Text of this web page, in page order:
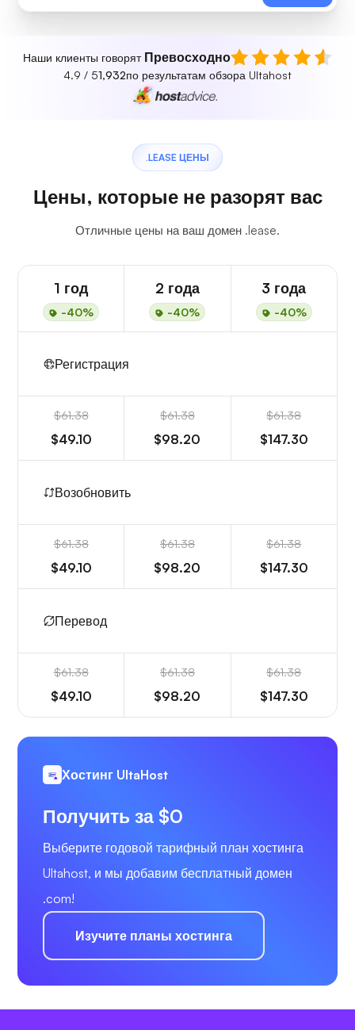
Наши клиенты говорят Превосходно
4.9 / 51,932по результатам обзора Ultahost
.LEASE ЦЕНЫ
Цены, которые не разорят вас
Отличные цены на ваш домен .lease.
1 год
-40%
2 года
-40%
3 года
-40%
Регистрация
$61.38
$49.10
$61.38
$98.20
$61.38
$147.30
Возобновить
$61.38
$49.10
$61.38
$98.20
$61.38
$147.30
Перевод
$61.38
$49.10
$61.38
$98.20
$61.38
$147.30
Хостинг UltaHost
Получить за $0
Выберите годовой тарифный план хостинга
Ultahost, и мы добавим бесплатный домен
.com!
Изучите планы хостинга